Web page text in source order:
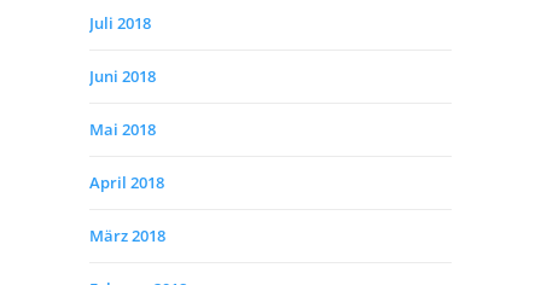
Juli 2018
Juni 2018
Mai 2018
April 2018
März 2018